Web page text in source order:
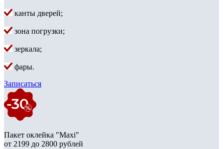
канты дверей;
зона погрузки;
зеркала;
фары.
Записаться
Пакет оклейка "Maxi"
от 2199 до 2800 рублей